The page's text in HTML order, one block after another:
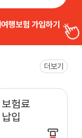
행보험 가입하기
더보기
보험료
납입